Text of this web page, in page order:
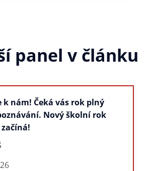
panel v článku
k nám! Čeká vás rok plný
Nový školní rok
začíná!